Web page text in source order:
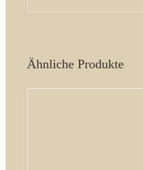
Ähnliche Produkte